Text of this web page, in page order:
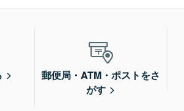
郵便局・ATM・ポストをさ
がす